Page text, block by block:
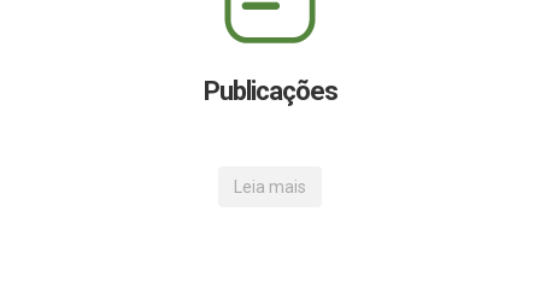
Publicações
Leia mais